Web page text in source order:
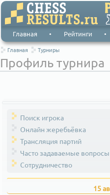
Главная • Рейтинги •
Главная Турниры
Профиль турнира
Поиск игрока
Онлайн жеребьёвка
Трансляция партий
Часто задаваемые вопросы
Сотрудничество
15